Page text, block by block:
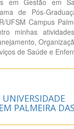
de Pós-
UFSM Campus
minhas
de Saúde e
PALMEIRA